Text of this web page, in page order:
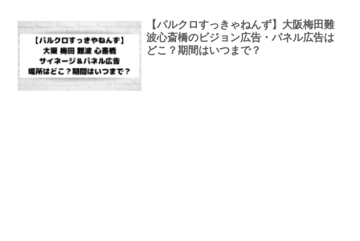
【パルクロすっきゃねんず】大阪梅田難
波心斎橋のビジョン広告・パネル広告は
どこ？期間はいつまで？